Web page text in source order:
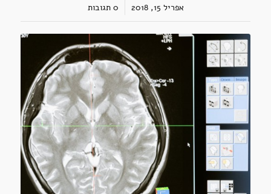
אפריל 15, 2018
/ 0 תגובות